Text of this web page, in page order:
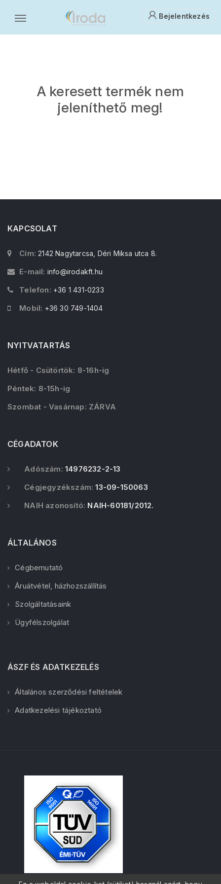
Bejelentkezés
A keresett termék nem
jeleníthető meg!
KAPCSOLAT
Cím: 2142 Nagytarcsa, Déri Miksa utca 8.
E-mail: info@irodakft.hu
Telefon: +36 1 431-0233
Mobil: +36 30 749-1404
NYITVATARTÁS
Hétfő - Csütörtök: 8-16h-ig
Péntek: 8-15h-ig
Szombat - Vasárnap: ZÁRVA
CÉGADATOK
Adószám: 14976232-2-13
Cégjegyzékszám: 13-09-150063
NAIH azonosító: NAIH-60181/2012.
ÁLTALÁNOS
Cégbemutató
Áruátvétel, házhozszállítás
Szolgáltatásaink
Ügyfélszolgálat
ÁSZF ÉS ADATKEZELÉS
Általános szerződési feltételek
Adatkezelési tájékoztató